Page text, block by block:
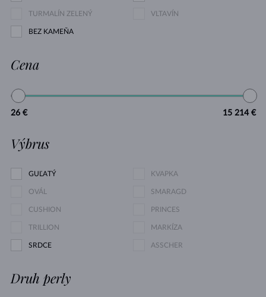
TURMALÍN ZELENÝ VLTAVÍN
BEZ KAMEŇA
Cena
26 € 15 214 €
Výbrus
GUĽATÝ KVAPKA
OVÁL SMARAGD
CUSHION PRINCES
TRILLION MARKÍZA
SRDCE ASSCHER
Druh perly